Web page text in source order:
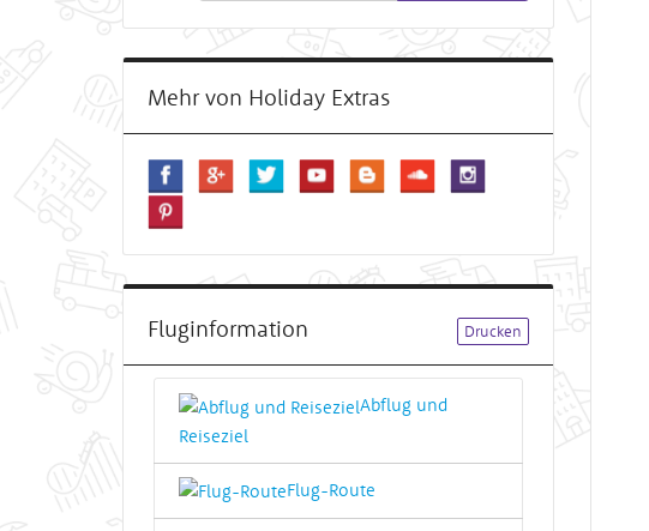
Mehr von Holiday Extras
Fluginformation Drucken
Abflug und
Reiseziel
Flug-Route